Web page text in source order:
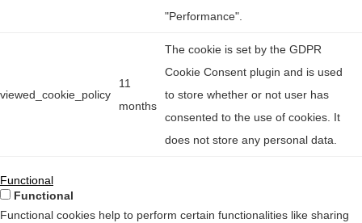
"Performance".
viewed_cookie_policy
11
months
The cookie is set by the GDPR
Cookie Consent plugin and is used
to store whether or not user has
consented to the use of cookies. It
does not store any personal data.
Functional
Functional
Functional cookies help to perform certain functionalities like sharing